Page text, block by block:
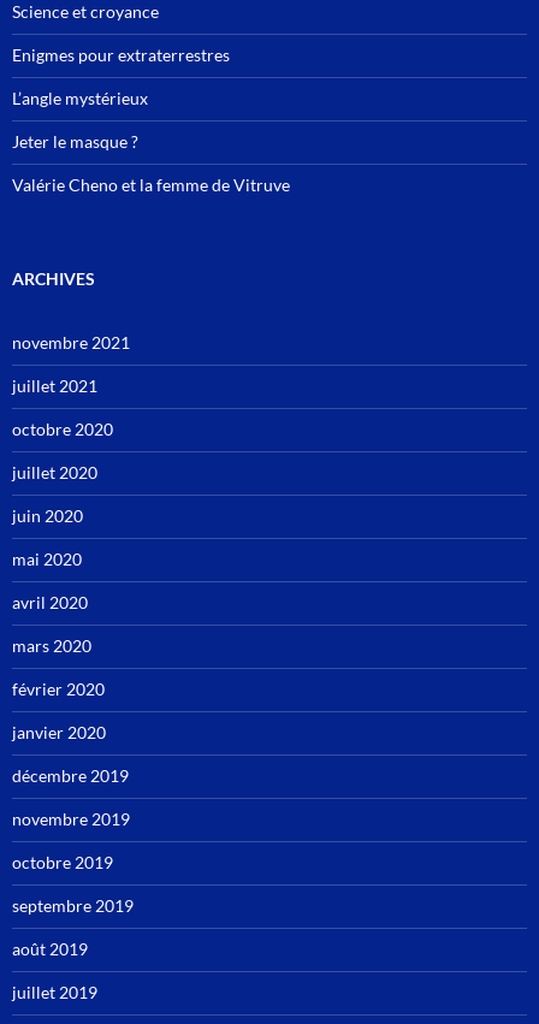
Science et croyance
Enigmes pour extraterrestres
L’angle mystérieux
Jeter le masque ?
Valérie Cheno et la femme de Vitruve
ARCHIVES
novembre 2021
juillet 2021
octobre 2020
juillet 2020
juin 2020
mai 2020
avril 2020
mars 2020
février 2020
janvier 2020
décembre 2019
novembre 2019
octobre 2019
septembre 2019
août 2019
juillet 2019